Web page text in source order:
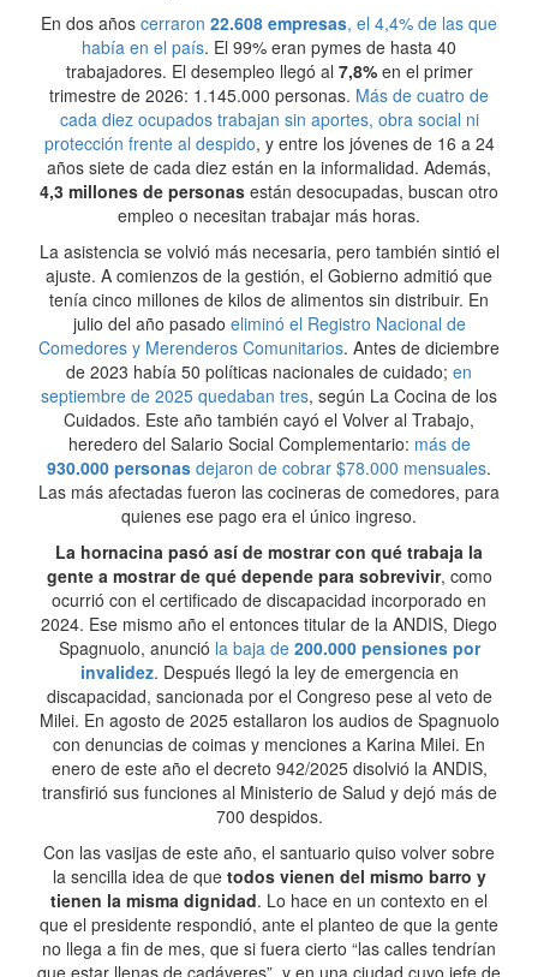
En dos años cerraron 22.608 empresas, el 4,4% de las que
había en el país. El 99% eran pymes de hasta 40
trabajadores. El desempleo llegó al 7,8%en el primer
trimestre de 2026: 1.145.000 personas. Más de cuatro de
cada diez ocupados trabajan sin aportes, obra social ni
protección frente al despido, y entre los jóvenes de 16 a 24
años siete de cada diez están en la informalidad. Además,
4,3 millones de personas están desocupadas, buscan otro
empleo o necesitan trabajar más horas.
La asistencia se volvió más necesaria, pero también sintió el
ajuste. A comienzos de la gestión, el Gobierno admitió que
tenía cinco millones de kilos de alimentos sin distribuir. En
julio del año pasado eliminó el Registro Nacional de
Comedores y Merenderos Comunitarios. Antes de diciembre
de 2023 había 50 políticas nacionales de cuidado; en
septiembre de 2025 quedaban tres, según La Cocina de los
Cuidados. Este año también cayó el Volver al Trabajo,
heredero del Salario Social Complementario: más de
930.000 personas dejaron de cobrar $78.000 mensuales.
Las más afectadas fueron las cocineras de comedores, para
quienes ese pago era el único ingreso.
La hornacina pasó así de mostrar con qué trabaja la
gente a mostrar de qué depende para sobrevivir, como
ocurrió con el certificado de discapacidad incorporado en
2024. Ese mismo año el entonces titular de la ANDIS, Diego
Spagnuolo, anunció la baja de 200.000 pensiones por
invalidez. Después llegó la ley de emergencia en
discapacidad, sancionada por el Congreso pese al veto de
Milei. En agosto de 2025 estallaron los audios de Spagnuolo
con denuncias de coimas y menciones a Karina Milei. En
enero de este año el decreto 942/2025 disolvió la ANDIS,
transfirió sus funciones al Ministerio de Salud y dejó más de
700 despidos.
Con las vasijas de este año, el santuario quiso volver sobre
la sencilla idea de que todos vienen del mismo barro y
tienen la misma dignidad. Lo hace en un contexto en el
que el presidente respondió, ante el planteo de que la gente
no llega a fin de mes, que si fuera cierto “las calles tendrían
que estar llenas de cadáveres”, y en una ciudad cuyo jefe de